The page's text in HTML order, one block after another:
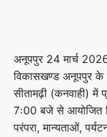
अनूपपुर 24 मार्च
विकासखण्ड अनूपपुर के
सीतामढ़ी (कनवाही) में
7ः00 बजे से आयोजित
परंपरा, मान्यताओं,